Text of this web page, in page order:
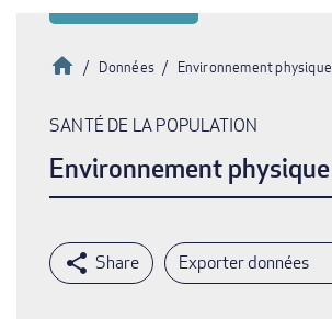
Fil
d'Ariane
Accueil
Données Environnement physique
SANTÉ DE LA POPULATION
Environnement physique
Exporter données